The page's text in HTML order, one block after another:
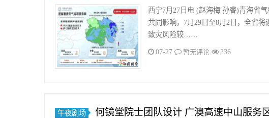
西宁7月27日电 (赵海梅 孙睿)青海省
共同影响，7月29日至8月2日，全省将
致灾风险较……
07-27 暂无评论 236
午夜剧场 何镜堂院士团队设计 广澳高速中山服务